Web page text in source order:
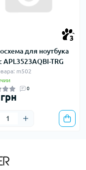
3
для ноутбука
APL3523AQBI-TRG
m502
0